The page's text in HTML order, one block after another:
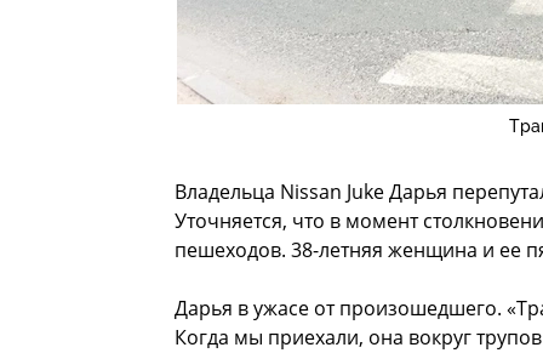
Владельца Nissan Juke Дарья
Уточняется, что в момент
пешеходов. 38-летняя женщина и ее
Дарья в ужасе от произошедшего.
Когда мы приехали, она вокруг